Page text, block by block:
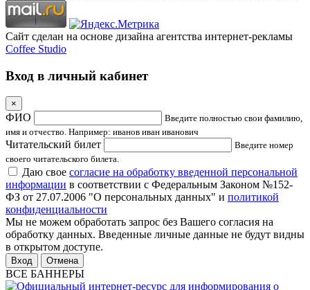
Сайт сделан на основе дизайна агентства интернет-рекламы
Coffee Studio
Вход в личный кабинет
×
ФИО
Введите полностью свои фамилию,
имя и отчество. Например: иванов иван иванович
Читательский билет
Введите номер
своего читательского билета.
Даю свое согласие на обработку введенной персональной
информации в соответствии с Федеральным Законом №152-
ФЗ от 27.07.2006 "О персональных данных" и политикой
конфиденциальности
Мы не можем обработать запрос без Вашего согласия на
обработку данных. Введенные личные данные не будут видны
в открытом доступе.
Отмена
ВСЕ БАННЕРЫ